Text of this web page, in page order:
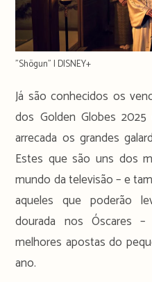
"Shõgun" | DISNEY+
Já são conhecidos os
dos Golden Globes 2025
arrecada os grandes
Estes que são uns dos
mundo da televisão – e
aqueles que poderão
dourada nos Óscares
melhores apostas do
ano.